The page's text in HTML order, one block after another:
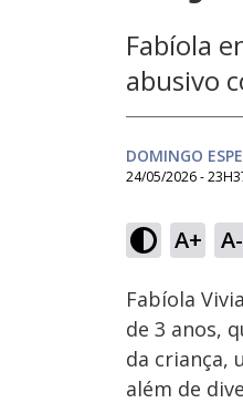
Fabíola
abusivo
DOMINGO
24/05/2026 -
A+ A-
Ativar
Som
Fabíola
de 3 anos,
da criança,
além de